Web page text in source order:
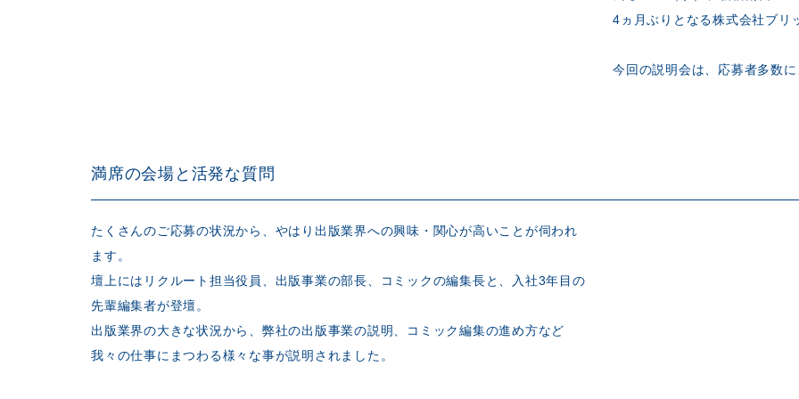
4ヵ月ぶりとなる株式会社ブリ
今回の説明会は、応募者多数
満席の会場と活発な質問
たくさんのご応募の状況から、やはり出版業界への興味・関心が高いことが伺われ
ます。
壇上にはリクルート担当役員、出版事業の部長、コミックの編集長と、入社3年目の
先輩編集者が登壇。
出版業界の大きな状況から、弊社の出版事業の説明、コミック編集の進め方など
我々の仕事にまつわる様々な事が説明されました。